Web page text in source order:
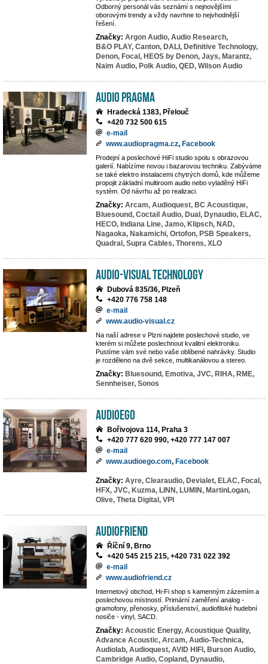
Odborný personál vás seznámí s nejnovějšími
oborovými trendy a vždy navrhne to nejvhodnější
řešení.
Značky: Argon Audio, Audio Research,
B&O PLAY, Canton, DALI, Definitive Technology,
Denon, Focal, HEOS by Denon, Jays, Marantz,
Naim Audio, Polk Audio, QED, Wilson Audio
Audio Pragma
Hradecká 1383, Přelouč
+420 732 500 615
e-mail
www.audiopragma.cz, Facebook
Prodejní a poslechové HiFi studio spolu s obrazovou
galerií. Nabízíme novou i bazarovou techniku. Zabýváme
se také elektro instalacemi chytrých domů, kde můžeme
propojit základní multiroom audio nebo vyladěný HiFi
systém. Od návrhu až po realizaci.
Značky: Arcam, Audioquest, BC Acoustique,
Bluesound, Coctail Audio, Dual, Dynaudio, ELAC,
HECO, Indiana Line, Jamo, Klipsch, NAD,
Nagaoka, Nakamichi, Ortofon, PSB Speakers,
Quadral, Supra Cables, Thorens, XLO
AUDIO-VISUAL TECHNOLOGY
Dubová 835/36, Plzeň
+420 776 758 148
e-mail
www.audio-visual.cz
Na naší adrese v Plzni najdete poslechové studio, ve
kterém si můžete poslechnout kvalitní elektroniku.
Pustíme vám své nebo vaše oblíbené nahrávky. Studio
je rozděleno na dvě sekce, multikanálovou a stereo.
Značky: Bluesound, Emotiva, JVC, RIHA, RME,
Sennheiser, Sonos
AUDIOEGO
Bořivojova 114, Praha 3
+420 777 620 990, +420 777 147 007
e-mail
www.audioego.com, Facebook
Značky: Ayre, Clearaudio, Devialet, ELAC, Focal,
HFX, JVC, Kuzma, LINN, LUMIN, MartinLogan,
Olive, Theta Digital, VPI
Audiofriend
Říční 9, Brno
+420 545 215 215, +420 731 022 392
e-mail
www.audiofriend.cz
Internetový obchod, Hi-Fi shop s kamenným zázemím a
poslechovou místností. Primární zaměření analog -
gramofony, přenosky, příslušenství, audiofilské hudební
nosiče - vinyl, SACD.
Značky: Acoustic Energy, Acoustique Quality,
Advance Acoustic, Arcam, Audio-Technica,
Audiolab, Audioquest, AVID HIFI, Burson Audio,
Cambridge Audio, Copland, Dynaudio,